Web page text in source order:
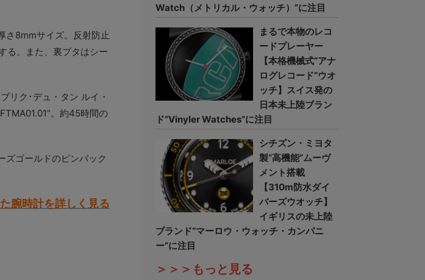
さ8mmサイズ。反射防止
る。また、裏ブタはシー
リク･デュ・タン ルイ・
。約45時間の
ズゴールドのピンバック
腕時計を詳しく見る
Watch（メトリカル・ウォッチ）”に注目
まるで本物のレコ
ードプレーヤー
【本格機械式“アナ
ログレコード”ウオ
ッチ】スイス発の
日本未上陸ブラン
ド“Vinyler Watches”に注目
シチズン・ミヨタ
製“高機能”ムーヴ
メント搭載
【310m防水ダイ
バーズウオッチ】
イギリスの未上陸
ブランド“マーロウ・ウォッチ・カンパニ
ー”に注目
＞＞＞もっと見る